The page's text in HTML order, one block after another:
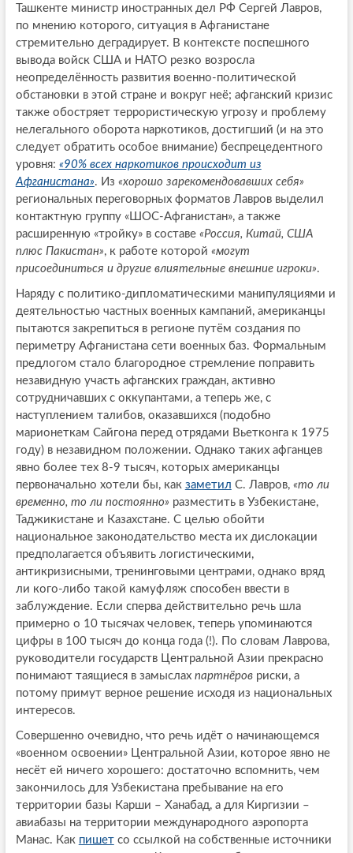
Ташкенте министр иностранных дел РФ Сергей Лавров,
по мнению которого, ситуация в Афганистане
стремительно деградирует. В контексте поспешного
вывода войск США и НАТО резко возросла
неопределённость развития военно-политической
обстановки в этой стране и вокруг неё; афганский кризис
также обостряет террористическую угрозу и проблему
нелегального оборота наркотиков, достигший (и на это
следует обратить особое внимание) беспрецедентного
уровня: «90% всех наркотиков происходит из
Афганистана». Из «хорошо зарекомендовавших себя»
региональных переговорных форматов Лавров выделил
контактную группу «ШОС-Афганистан», а также
расширенную «тройку» в составе «Россия, Китай, США
плюс Пакистан», к работе которой «могут
присоединиться и другие влиятельные внешние игроки».
Наряду с политико-дипломатическими манипуляциями и
деятельностью частных военных кампаний, американцы
пытаются закрепиться в регионе путём создания по
периметру Афганистана сети военных баз. Формальным
предлогом стало благородное стремление поправить
незавидную участь афганских граждан, активно
сотрудничавших с оккупантами, а теперь же, с
наступлением талибов, оказавшихся (подобно
марионеткам Сайгона перед отрядами Вьетконга к 1975
году) в незавидном положении. Однако таких афганцев
явно более тех 8-9 тысяч, которых американцы
первоначально хотели бы, как заметил С. Лавров, «то ли
временно, то ли постоянно» разместить в Узбекистане,
Таджикистане и Казахстане. С целью обойти
национальное законодательство места их дислокации
предполагается объявить логистическими,
антикризисными, тренинговыми центрами, однако вряд
ли кого-либо такой камуфляж способен ввести в
заблуждение. Если сперва действительно речь шла
примерно о 10 тысячах человек, теперь упоминаются
цифры в 100 тысяч до конца года (!). По словам Лаврова,
руководители государств Центральной Азии прекрасно
понимают таящиеся в замыслах партнёровриски, а
потому примут верное решение исходя из национальных
интересов.
Совершенно очевидно, что речь идёт о начинающемся
«военном освоении» Центральной Азии, которое явно не
несёт ей ничего хорошего: достаточно вспомнить, чем
закончилось для Узбекистана пребывание на его
территории базы Карши – Ханабад, а для Киргизии –
авиабазы на территории международного аэропорта
Манас. Как пишетсо ссылкой на собственные источники